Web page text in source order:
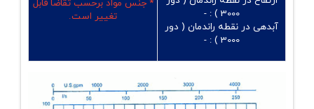
3000 ) : -
آبدهی در نقطه راندمان ( دور
3000 ) : -
* جنس مواد برحسب تقاضا قابل
تغییر است.